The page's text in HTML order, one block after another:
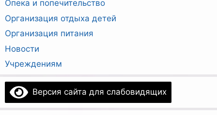
Опека и попечительство
Организация отдыха детей
Организация питания
Новости
Учреждениям
Версия сайта для слабовидящих